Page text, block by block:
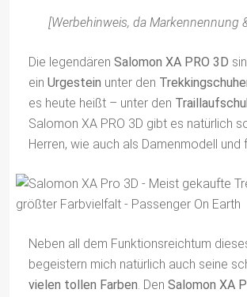
[Werbehinweis, da Markennennung
Die legendären Salomon XA PRO 3D
ein Urgestein unter den
es heute heißt – unter den
Salomon XA PRO 3D gibt es natürlich
Herren, wie auch als Damenmodell und
Neben all dem Funktionsreichtum
begeistern mich natürlich auch seine
vielen tollen Farben. Den Salomon XA